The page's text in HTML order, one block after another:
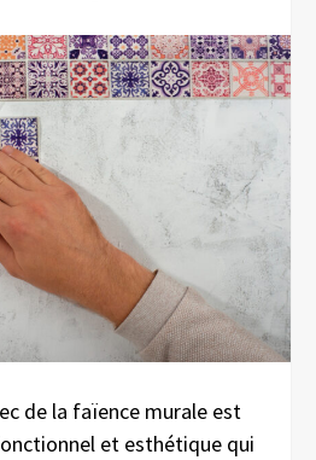
de la faïence murale est
et esthétique qui